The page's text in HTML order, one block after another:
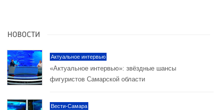
НОВОСТИ
Актуальное интервью
«Актуальное интервью»: звёздные шансы
фигуристов Самарской области
Вести-Самара